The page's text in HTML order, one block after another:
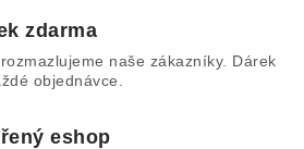
zdarma
naše zákazníky. Dárek
objednávce.
eshop